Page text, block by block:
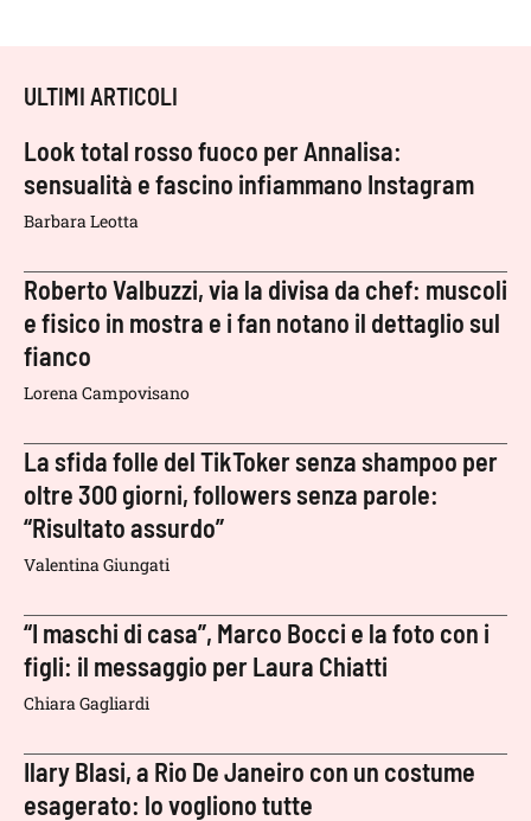
ULTIMI ARTICOLI
Look total rosso fuoco per Annalisa:
sensualità e fascino infiammano Instagram
Barbara Leotta
Roberto Valbuzzi, via la divisa da chef: muscoli
e fisico in mostra e i fan notano il dettaglio sul
fianco
Lorena Campovisano
La sfida folle del TikToker senza shampoo per
oltre 300 giorni, followers senza parole:
“Risultato assurdo”
Valentina Giungati
“I maschi di casa”, Marco Bocci e la foto con i
figli: il messaggio per Laura Chiatti
Chiara Gagliardi
Ilary Blasi, a Rio De Janeiro con un costume
esagerato: lo vogliono tutte